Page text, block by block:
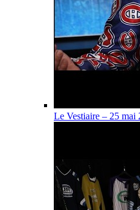
Le Vestiaire – 25 mai